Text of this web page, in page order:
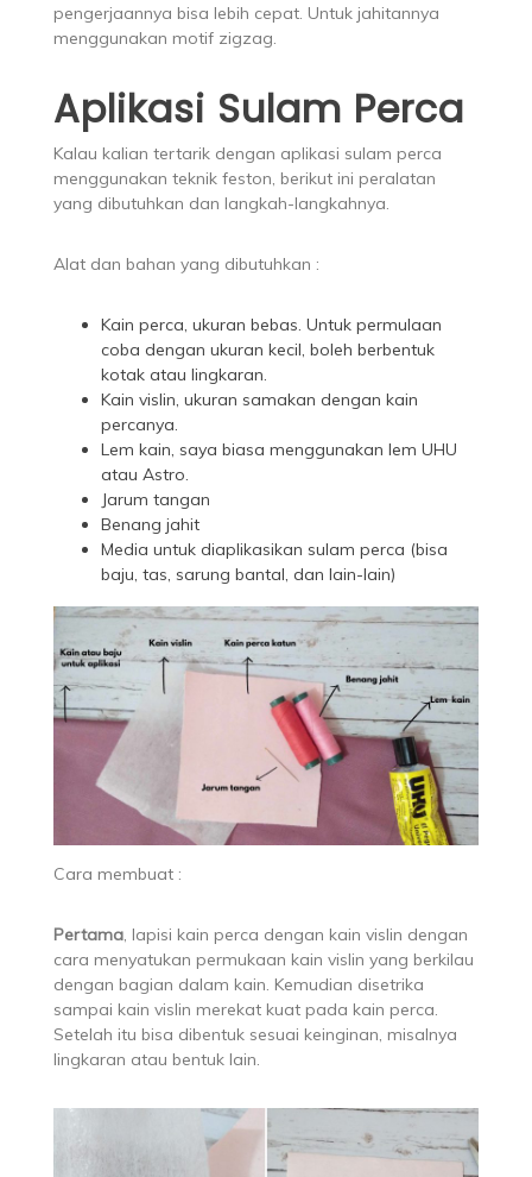
pengerjaannya bisa lebih cepat. Untuk jahitannya
menggunakan motif zigzag.
Aplikasi Sulam Perca
Kalau kalian tertarik dengan aplikasi sulam perca
menggunakan teknik feston, berikut ini peralatan
yang dibutuhkan dan langkah-langkahnya.
Alat dan bahan yang dibutuhkan :
Kain perca, ukuran bebas. Untuk permulaan
coba dengan ukuran kecil, boleh berbentuk
kotak atau lingkaran.
Kain vislin, ukuran samakan dengan kain
percanya.
Lem kain, saya biasa menggunakan lem UHU
atau Astro.
Jarum tangan
Benang jahit
Media untuk diaplikasikan sulam perca (bisa
baju, tas, sarung bantal, dan lain-lain)
Cara membuat :
Pertama, lapisi kain perca dengan kain vislin dengan
cara menyatukan permukaan kain vislin yang berkilau
dengan bagian dalam kain. Kemudian disetrika
sampai kain vislin merekat kuat pada kain perca.
Setelah itu bisa dibentuk sesuai keinginan, misalnya
lingkaran atau bentuk lain.